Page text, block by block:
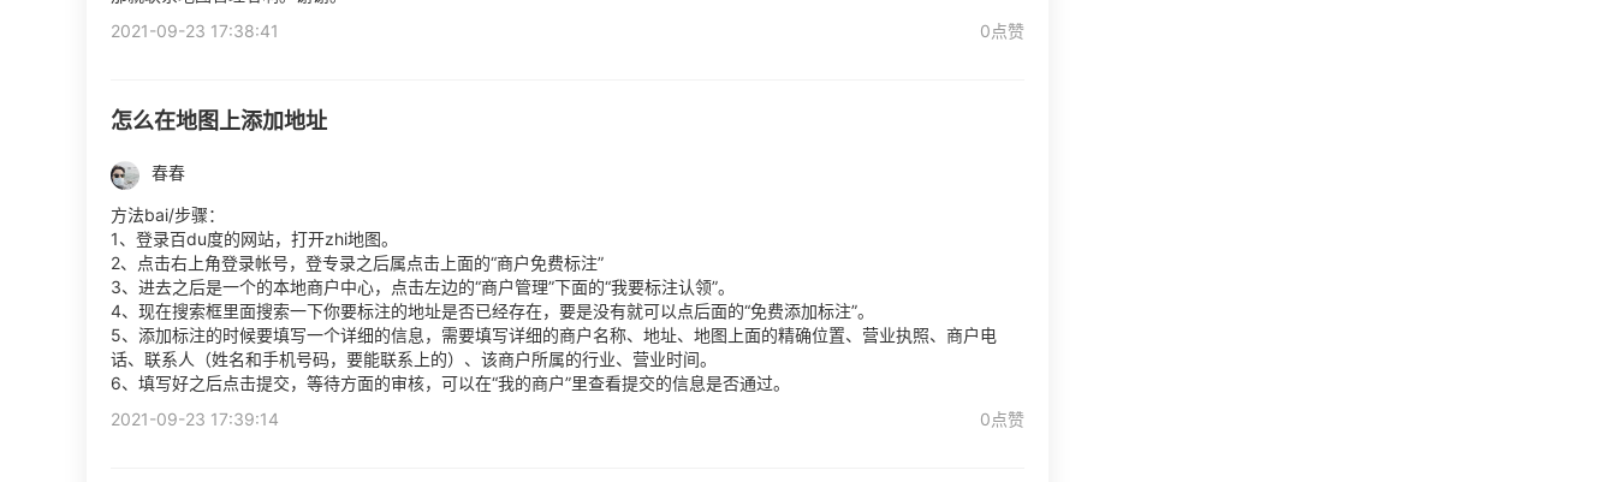
2021-09-23 17:38:41
0点赞
怎么在地图上添加地址
春春
方法bai/步骤：
1、登录百du度的网站，打开zhi地图。
2、点击右上角登录帐号，登专录之后属点击上面的“商户免费标注”
3、进去之后是一个的本地商户中心，点击左边的“商户管理”下面的“我要标注认领”。
4、现在搜索框里面搜索一下你要标注的地址是否已经存在，要是没有就可以点后面的“免费添加标注”。
5、添加标注的时候要填写一个详细的信息，需要填写详细的商户名称、地址、地图上面的精确位置、营业执照、商户电
话、联系人（姓名和手机号码，要能联系上的）、该商户所属的行业、营业时间。
6、填写好之后点击提交，等待方面的审核，可以在“我的商户”里查看提交的信息是否通过。
2021-09-23 17:39:14
0点赞